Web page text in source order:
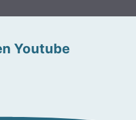
Youtube